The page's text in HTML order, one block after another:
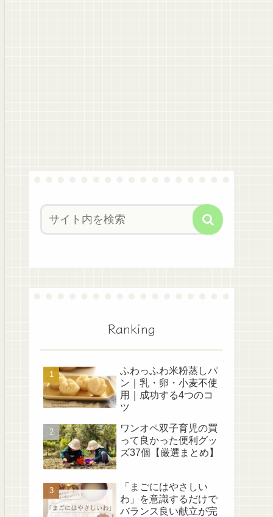
Ranking
ふわっふわ米粉蒸しパ
ン｜乳・卵・小麦不使
用｜成功する4つのコ
ツ
ワンオペ双子育児の買
って良かった便利グッ
ズ37個【厳選まとめ】
「まごにはやさしい
わ」を意識するだけで
バランス良い献立が完